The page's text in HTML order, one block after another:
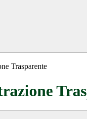
Trasparente